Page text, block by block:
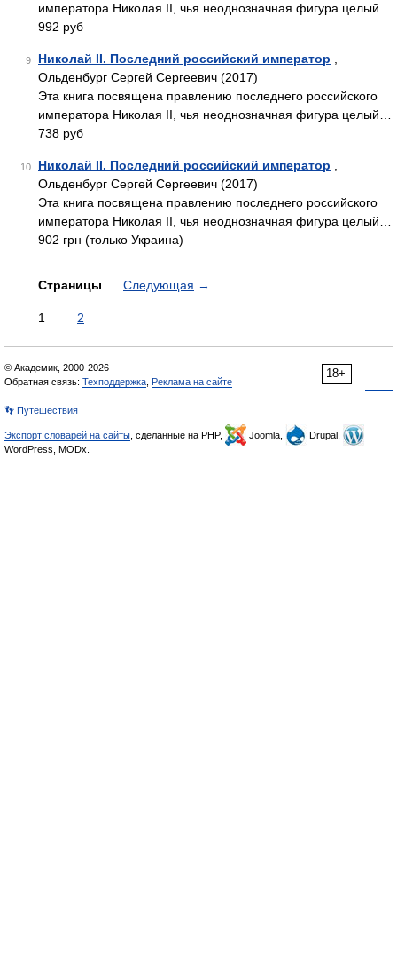
императора Николая II, чья неоднозначная фигура целый…
992 руб
9 Николай II. Последний российский император
Ольденбург Сергей Сергеевич (2017)
Эта книга посвящена правлению последнего российского
императора Николая II, чья неоднозначная фигура целый…
738 руб
10 Николай II. Последний российский император
Ольденбург Сергей Сергеевич (2017)
Эта книга посвящена правлению последнего российского
императора Николая II, чья неоднозначная фигура целый…
902 грн (только Украина)
Страницы Следующая →
1 2
18+
© Академик, 2000-2026
Обратная связь: Техподдержка Реклама на сайте
👣 Путешествия
Экспорт словарей на сайты , сделанные на PHP, Joomla,
Drupal,
WordPress, MODx.